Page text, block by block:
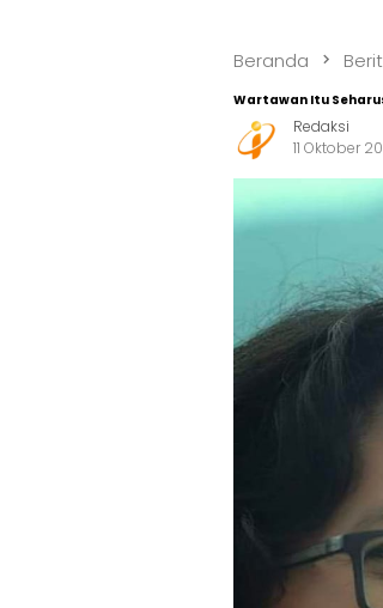
Beranda
Wartawan Itu
Redaksi
11 Oktober